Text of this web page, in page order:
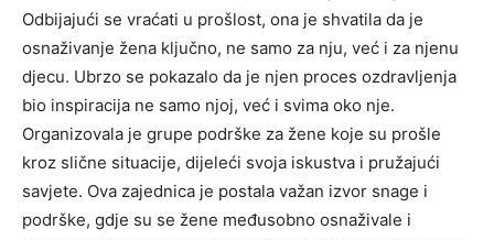
Odbijajući se vraćati u prošlost, ona je shvatila da je
osnaživanje žena ključno, ne samo za nju, već i za njenu
djecu. Ubrzo se pokazalo da je njen proces ozdravljenja
bio inspiracija ne samo njoj, već i svima oko nje.
Organizovala je grupe podrške za žene koje su prošle
kroz slične situacije, dijeleći svoja iskustva i pružajući
savjete. Ova zajednica je postala važan izvor snage i
podrške, gdje su se žene međusobno osnaživale i